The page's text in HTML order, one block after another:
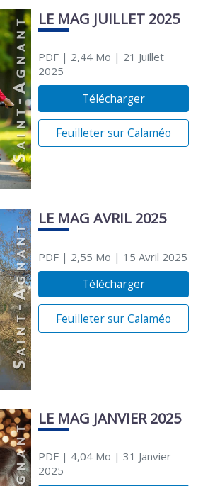
LE MAG JUILLET 2025
PDF| 2,44 Mo | 21 Juillet
2025
Télécharger
Feuilleter sur Calaméo
LE MAG AVRIL 2025
PDF| 2,55 Mo | 15 Avril 2025
Télécharger
Feuilleter sur Calaméo
LE MAG JANVIER 2025
PDF| 4,04 Mo | 31 Janvier
2025